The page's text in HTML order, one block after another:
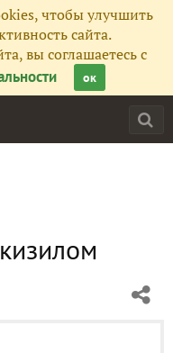
чтобы улучшить
сайта.
вы соглашаетесь с
ок